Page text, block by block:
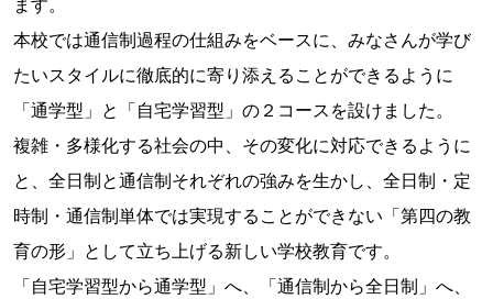
ます。
本校では通信制過程の仕組みをベースに、みなさんが学び
たいスタイルに徹底的に寄り添えることができるように
「通学型」と「自宅学習型」の２コースを設けました。
複雑・多様化する社会の中、その変化に対応できるように
と、全日制と通信制それぞれの強みを生かし、全日制・定
時制・通信制単体では実現することができない「第四の教
育の形」として立ち上げる新しい学校教育です。
「自宅学習型から通学型」へ、「通信制から全日制」へ、